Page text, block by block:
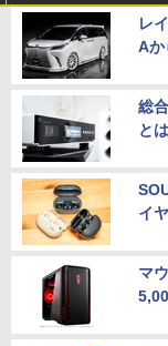
レ
Aか
総
と
イ
マ